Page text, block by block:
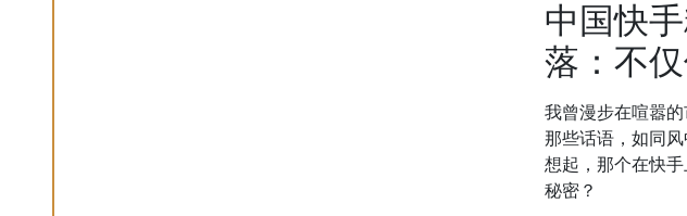
中国快
落：不
我曾漫步在喧嚣
那些话语，如同
想起，那个在快
秘密？